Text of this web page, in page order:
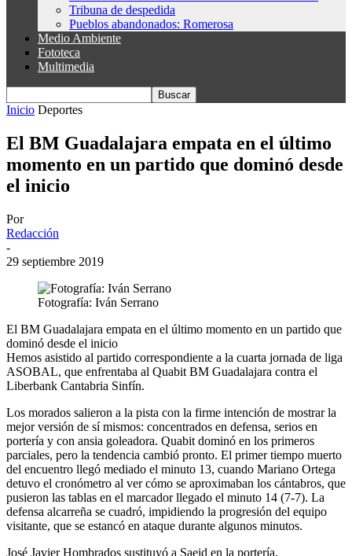
Tribuna de despedida
Pueblos abandonados: Romerosa
Medio Ambiente
Fototeca
Multimedia
Inicio Deportes
El BM Guadalajara empata en el último
momento en un partido que dominó desde
el inicio
Por
Redacción
-
29 septiembre 2019
Fotografía: Iván Serrano
El BM Guadalajara empata en el último momento en un partido que
dominó desde el inicio
Hemos asistido al partido correspondiente a la cuarta jornada de liga
ASOBAL, que enfrentaba al Quabit BM Guadalajara contra el
Liberbank Cantabria Sinfín.
Los morados salieron a la pista con la firme intención de mostrar la
mejor versión de sí mismos: concentrados en defensa, serios en
portería y con ansia goleadora. Quabit dominó en los primeros
parciales, pero la tendencia cambió pronto. El primer tiempo muerto
del encuentro llegó mediado el minuto 13, cuando Mariano Ortega
detuvo el cronómetro al ver cómo se aproximaban los cántabros, que
pusieron las tablas en el marcador llegado el minuto 14 (7-7). La
defensa alcarreña se cuadró, impidiendo la progresión del equipo
visitante, que se estancó en ataque durante algunos minutos.
José Javier Hombrados sustituyó a Saeid en la portería,